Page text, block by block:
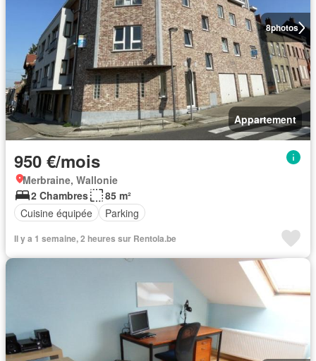
8photos
Appartement
950 €/mois
Merbraine, Wallonie
2 Chambres
85 m²
Cuisine équipée
Parking
Il y a 1 semaine, 2 heures sur Rentola.be